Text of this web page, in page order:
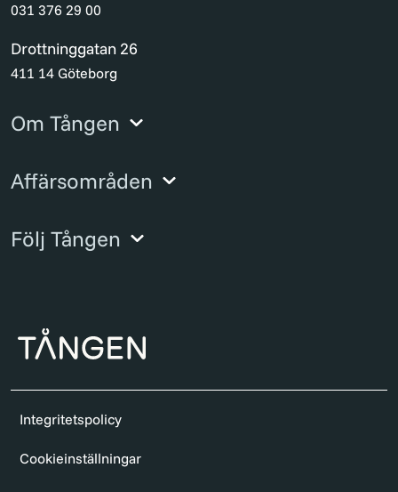
031 376 29 00
Drottninggatan 26
411 14 Göteborg
Om Tången
Affärsområden
Följ Tången
Integritetspolicy
Cookieinställningar